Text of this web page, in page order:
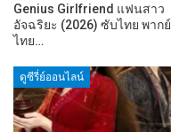
Genius Girlfriend แฟนสาว
อัจฉริยะ (2026) ซับไทย พากย์
ไทย…
ดูซีรี่ย์ออนไลน์